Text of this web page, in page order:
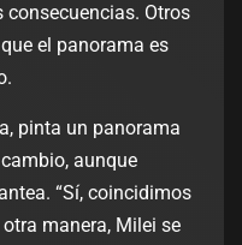
Otros
el panorama es
pinta un panorama
aunque
“Sí, coincidimos
manera, Milei se